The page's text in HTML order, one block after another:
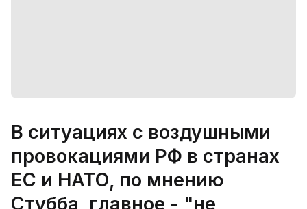
В ситуациях с воздушными
провокациями РФ в странах
ЕС и НАТО, по мнению
Стубба, главное - "не